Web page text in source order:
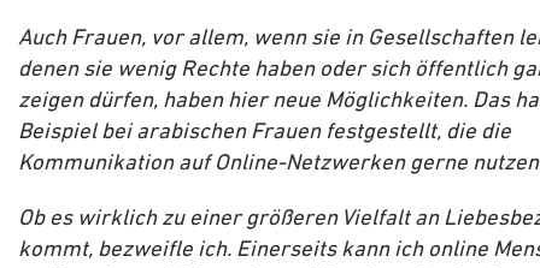
Auch Frauen, vor allem, wenn sie in Gesellschaften
denen sie wenig Rechte haben oder sich öffentlich
zeigen dürfen, haben hier neue Möglichkeiten. Das
Beispiel bei arabischen Frauen festgestellt, die die
Kommunikation auf Online-Netzwerken gerne
Ob es wirklich zu einer größeren Vielfalt an
kommt, bezweifle ich. Einerseits kann ich online